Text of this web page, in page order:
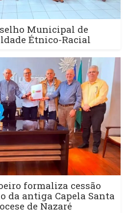
Municipal de
Étnico-Racial
formaliza cessão
da antiga Capela Santa
de Nazaré